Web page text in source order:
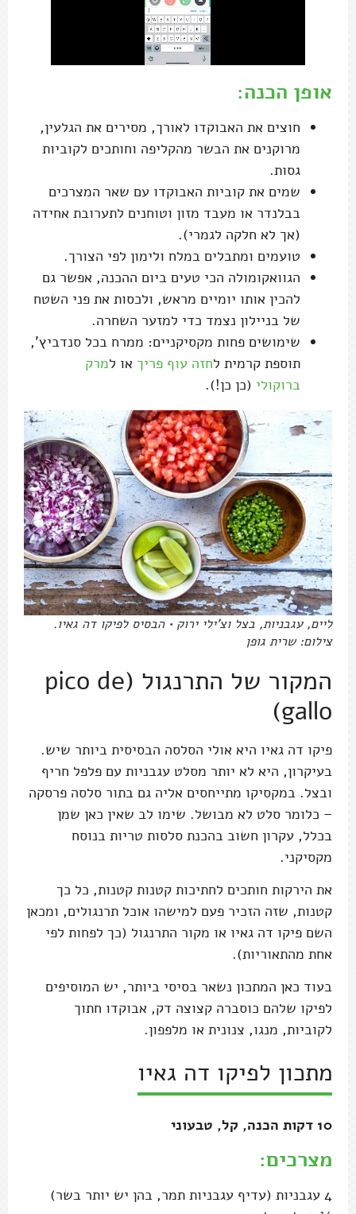
אופן הכנה:
חוצים את האבוקדו לאורך, מסירים את הגלעין,
מרוקנים את הבשר מהקליפה וחותכים לקוביות
גסות.
שמים את קוביות האבוקדו עם שאר המצרכים
בבלנדר או מעבד מזון וטוחנים לתערובת אחידה
(אך לא חלקה לגמרי).
טועמים ומתבלים במלח ולימון לפי הצורך.
הגוואקומולה הכי טעים ביום ההכנה, אפשר גם
להכין אותו יומיים מראש, ולכסות את פני השטח
של בניילון נצמד כדי למזער השחרה.
שימושים פחות מקסיקניים: ממרח בכל סנדביץ',
תוספת קרמית לחזה עוף פריך או למרק
ברוקולי (כן כן!).
ליים, עגבניות, בצל וצ'ילי ירוק • הבסיס לפיקו דה גאיו.
צילום: שרית גופן
המקור של התרנגול (pico de
gallo)
פיקו דה גאיו היא אולי הסלסה הבסיסית ביותר שיש.
בעיקרון, היא לא יותר מסלט עגבניות עם פלפל חריף
ובצל. במקסיקו מתייחסים אליה גם בתור סלסה פרסקה
– כלומר סלט לא מבושל. שימו לב שאין כאן שמן
בכלל, עקרון חשוב בהכנת סלסות טריות בנוסח
מקסיקני.
את הירקות חותכים לחתיכות קטנות קטנות, כל כך
קטנות, שזה הזכיר פעם למישהו אוכל תרנגולים, ומכאן
השם פיקו דה גאיו או מקור התרנגול (כך לפחות לפי
אחת מהתאוריות).
בעוד כאן המתכון נשאר בסיסי ביותר, יש המוסיפים
לפיקו שלהם כוסברה קצוצה דק, אבוקדו חתוך
לקוביות, מנגו, צנונית או מלפפון.
מתכון לפיקו דה גאיו
10 דקות הכנה, קל, טבעוני
מצרכים:
4 עגבניות (עדיף עגבניות תמר, בהן יש יותר בשר)